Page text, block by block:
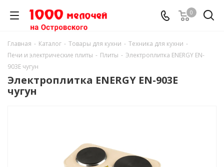
0
Главная - Каталог - Товары для кухни - Техника для кухни -
Печи и электрические плиты - Плиты - Электроплитка ENERGY EN-
903E чугун
Электроплитка ENERGY EN-903E
чугун